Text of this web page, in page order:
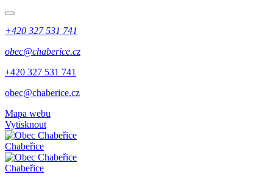
+420 327 531 741
obec@chaberice.cz
+420 327 531 741
obec@chaberice.cz
Mapa webu
Vytisknout
Chabeřice
Chabeřice